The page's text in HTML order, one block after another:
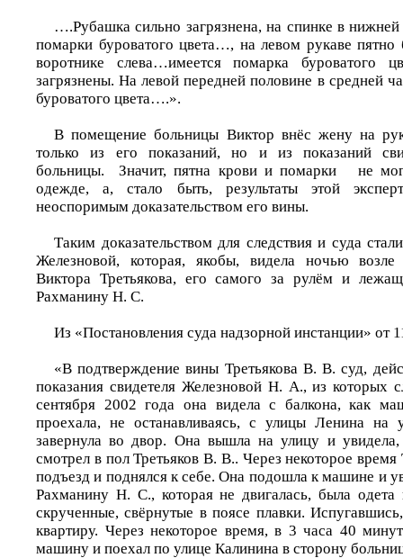
….Рубашка сильно загрязнена, на спинке в
помарки буроватого цвета…, на левом рукаве пятно
воротнике слева…имеется помарка буроватого
загрязнены. На левой передней половине в средней
буроватого цвета….».
В помещение больницы Виктор внёс жену на
только из его показаний, но и из показаний
больницы. Значит, пятна крови и помарки не
одежде, а, стало быть, результаты этой
неоспоримым доказательством его вины.
Таким доказательством для следствия и суда
Железновой, которая, якобы, видела ночью
Виктора Третьякова, его самого за рулём и
Рахманину Н. С.
Из «Постановления суда надзорной инстанции» от
«В подтверждение вины Третьякова В. В. суд,
показания свидетеля Железновой Н. А., из которых
сентября 2002 года она видела с балкона, как
проехала, не останавливаясь, с улицы Ленина на
завернула во двор. Она вышла на улицу и
смотрел в пол Третьяков В. В.. Через некоторое
подъезд и поднялся к себе. Она подошла к машине и
Рахманину Н. С., которая не двигалась, была
скрученные, свёрнутые в поясе плавки.
квартиру. Через некоторое время, в 3 часа 40
машину и поехал по улице Калинина в сторону